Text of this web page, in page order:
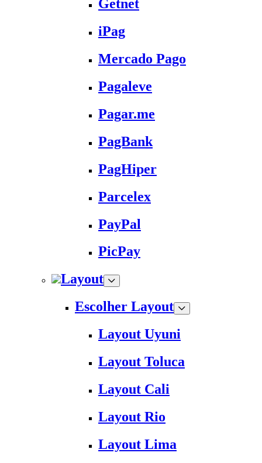
Getnet
iPag
Mercado Pago
Pagaleve
Pagar.me
PagBank
PagHiper
Parcelex
PayPal
PicPay
Layout
Escolher Layout
Layout Uyuni
Layout Toluca
Layout Cali
Layout Rio
Layout Lima